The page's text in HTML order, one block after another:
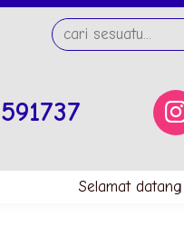
Selamat datang di